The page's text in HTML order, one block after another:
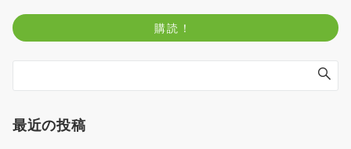
最近の投稿